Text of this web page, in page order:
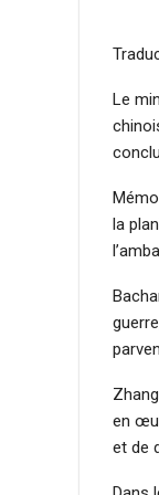
Le
la
en
et de